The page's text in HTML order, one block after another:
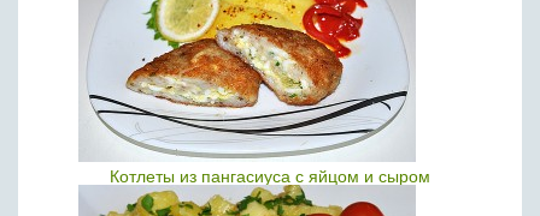
Котлеты из пангасиуса с яйцом и сыром